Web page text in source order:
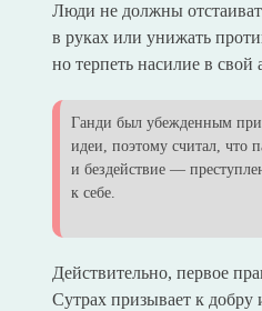
Люди не должны
в руках или унижать
но терпеть насилие в свой
Ганди был убежденным
идеи, поэтому считал, что
и бездействие —
к себе.
Действительно, первое
Сутрах призывает к добру